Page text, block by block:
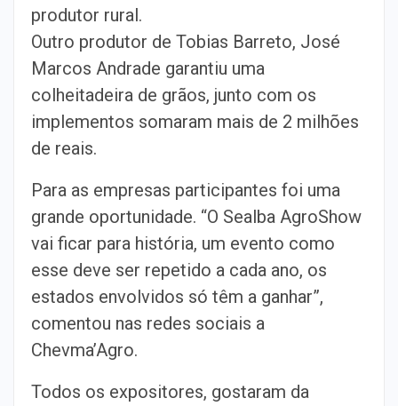
produtor rural.
Outro produtor de Tobias Barreto, José
Marcos Andrade garantiu uma
colheitadeira de grãos, junto com os
implementos somaram mais de 2 milhões
de reais.
Para as empresas participantes foi uma
grande oportunidade. “O Sealba AgroShow
vai ficar para história, um evento como
esse deve ser repetido a cada ano, os
estados envolvidos só têm a ganhar”,
comentou nas redes sociais a
Chevma’Agro.
Todos os expositores, gostaram da